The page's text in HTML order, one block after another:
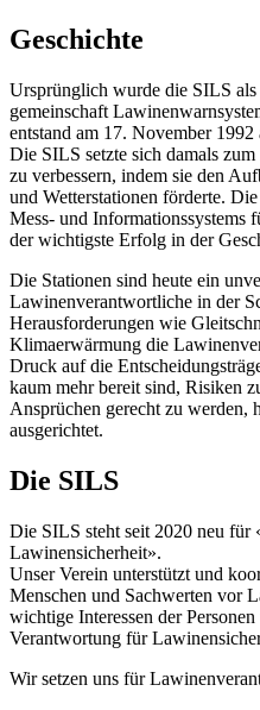
Geschichte
Ursprünglich wurde die SILS
gemeinschaft
entstand am 17. November
Die SILS setzte sich damals
zu verbessern, indem sie den
und Wetterstationen förderte.
Mess- und
der wichtigste Erfolg in der
Die Stationen sind heute ein
Lawinen­verantwortliche in der
Herausforderungen wie
Klimaerwärmung die
Druck auf die
kaum mehr bereit sind, Risiken
Ansprüchen gerecht zu werden,
ausgerichtet.
Die SILS
Die SILS steht seit 2020 neu für
Lawinensicherheit».
Unser Verein unterstützt und
Menschen und Sachwerten vor
wichtige Interessen der
Verantwortung für
Wir setzen uns für